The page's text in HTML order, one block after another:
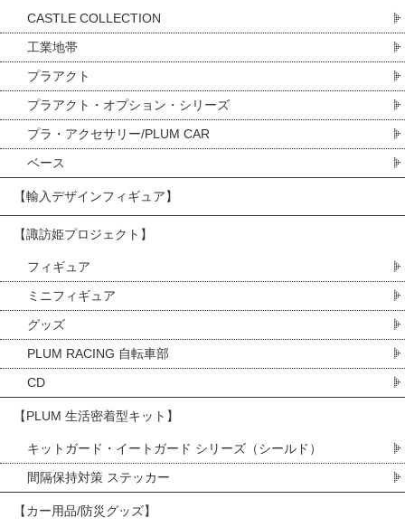
CASTLE COLLECTION
工業地帯
プラアクト
プラアクト・オプション・シリーズ
プラ・アクセサリー/PLUM CAR
ベース
【輸入デザインフィギュア】
【諏訪姫プロジェクト】
フィギュア
ミニフィギュア
グッズ
PLUM RACING 自転車部
CD
【PLUM 生活密着型キット】
キットガード・イートガード シリーズ（シールド）
間隔保持対策 ステッカー
【カー用品/防災グッズ】